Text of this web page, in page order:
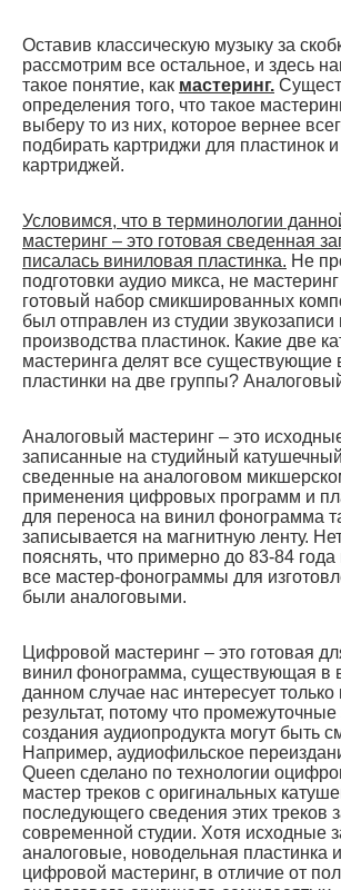
Оставив классическую музыку за
рассмотрим все остальное, и здесь
такое понятие, как мастеринг.
определения того, что такое
выберу то из них, которое вернее
подбирать картриджи для пластинок
картриджей.
Условимся, что в терминологии
мастеринг – это готовая сведенная
писалась виниловая пластинка. Не
подготовки аудио микса, не
готовый набор смикшированных
был отправлен из студии
производства пластинок. Какие две
мастеринга делят все существующие
пластинки на две группы?
Аналоговый мастеринг – это
записанные на студийный
сведенные на аналоговом
применения цифровых программ и
для переноса на винил фонограмма
записывается на магнитную ленту.
пояснять, что примерно до 83-84
все мастер-фонограммы для
были аналоговыми.
Цифровой мастеринг – это готовая
винил фонограмма, существующая в
данном случае нас интересует только
результат, потому что
создания аудиопродукта могут быть
Например, аудиофильское
Queen сделано по технологии
мастер треков с оригинальных
последующего сведения этих треков
современной студии. Хотя исходные
аналоговые, новодельная пластинка
цифровой мастеринг, в отличие от